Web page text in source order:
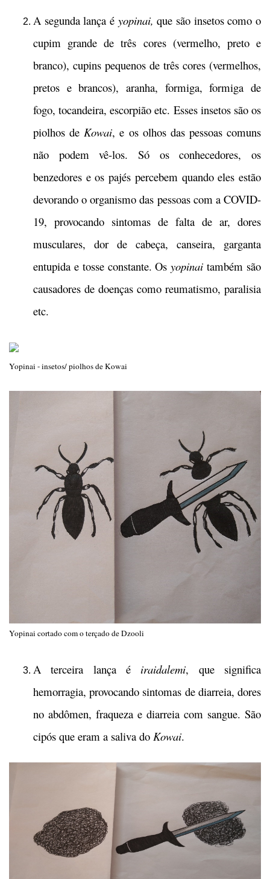
A segunda lança é yopinai, que são insetos como o
cupim grande de três cores (vermelho, preto e
branco), cupins pequenos de três cores (vermelhos,
pretos e brancos), aranha, formiga, formiga de
fogo, tocandeira, escorpião etc. Esses insetos são os
piolhos de Kowai, e os olhos das pessoas comuns
não podem vê-los. Só os conhecedores, os
benzedores e os pajés percebem quando eles estão
devorando o organismo das pessoas com a COVID-
19, provocando sintomas de falta de ar, dores
musculares, dor de cabeça, canseira, garganta
entupida e tosse constante. Osyopinai também são
causadores de doenças como reumatismo, paralisia
etc.
Yopinai - insetos/ piolhos de Kowai
Yopinai cortado com o terçado de Dzooli
A terceira lança é iraidalemi, que significa
hemorragia, provocando sintomas de diarreia, dores
no abdômen, fraqueza e diarreia com sangue. São
cipós que eram a saliva do Kowai.